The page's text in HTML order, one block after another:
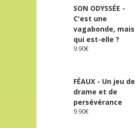
SON ODYSSÉE -
C'est une
vagabonde, mais
qui est-elle ?
9.90€
FÉAUX - Un jeu de
drame et de
persévérance
9.90€